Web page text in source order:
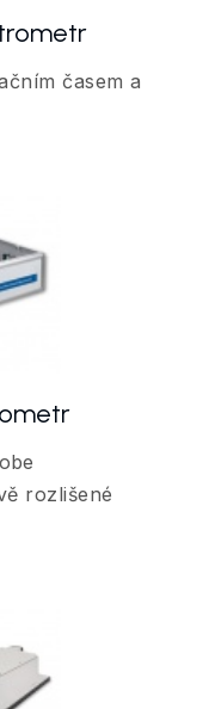
časem a
rozlišené